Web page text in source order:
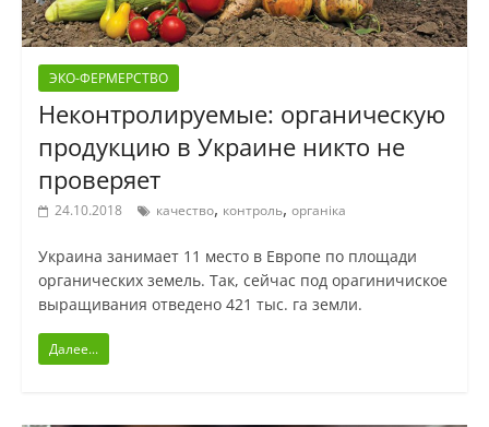
ЭКО-ФЕРМЕРСТВО
Неконтролируемые: органическую
продукцию в Украине никто не
проверяет
24.10.2018 качество, контроль, органіка
Украина занимает 11 место в Европе по площади
органических земель. Так, сейчас под орагиничиское
выращивания отведено 421 тыс. га земли.
Далее...